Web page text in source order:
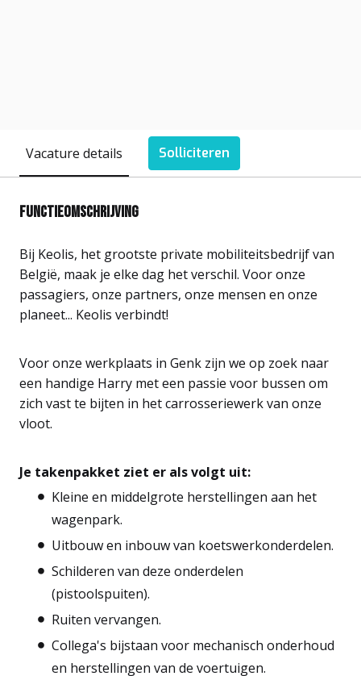
Vacature details Solliciteren
Functieomschrijving
Bij Keolis, het grootste private mobiliteitsbedrijf van
België, maak je elke dag het verschil. Voor onze
passagiers, onze partners, onze mensen en onze
planeet... Keolis verbindt!
Voor onze werkplaats in Genk zijn we op zoek naar
een handige Harry met een passie voor bussen om
zich vast te bijten in het carrosseriewerk van onze
vloot.
Je takenpakket ziet er als volgt uit:
Kleine en middelgrote herstellingen aan het
wagenpark.
Uitbouw en inbouw van koetswerkonderdelen.
Schilderen van deze onderdelen
(pistoolspuiten).
Ruiten vervangen.
Collega's bijstaan voor mechanisch onderhoud
en herstellingen van de voertuigen.